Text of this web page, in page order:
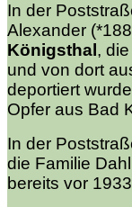
In der
Alexander
Königsthal ,
und von dort
deportiert
Opfer aus Bad
In der
die Familie
bereits vor